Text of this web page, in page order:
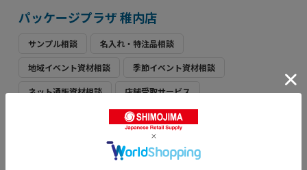
パッケージプラザ 稚内店
サンプル相談 名入れ・特注品相談
地域イベント資材相談 季節イベント資材相談
ネット通販資材相談 店舗受取サービス
北海道稚内市中央3丁目17番15号
0162-22-4189
営業時間:9:00～18:00
定休日:日曜日・祝日